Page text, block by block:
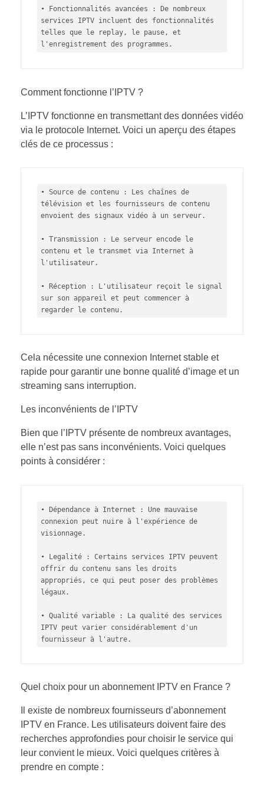
• Fonctionnalités avancées : De nombreux
services IPTV incluent des fonctionnalités
telles que le replay, le pause, et
l'enregistrement des programmes.
Comment fonctionne l’IPTV ?
L’IPTV fonctionne en transmettant des données vidéo
via le protocole Internet. Voici un aperçu des étapes
clés de ce processus :
• Source de contenu : Les chaînes de
télévision et les fournisseurs de contenu
envoient des signaux vidéo à un serveur.
• Transmission : Le serveur encode le
contenu et le transmet via Internet à
l'utilisateur.
• Réception : L'utilisateur reçoit le signal
sur son appareil et peut commencer à
regarder le contenu.
Cela nécessite une connexion Internet stable et
rapide pour garantir une bonne qualité d’image et un
streaming sans interruption.
Les inconvénients de l’IPTV
Bien que l’IPTV présente de nombreux avantages,
elle n’est pas sans inconvénients. Voici quelques
points à considérer :
• Dépendance à Internet : Une mauvaise
connexion peut nuire à l'expérience de
visionnage.
• Legalité : Certains services IPTV peuvent
offrir du contenu sans les droits
appropriés, ce qui peut poser des problèmes
légaux.
• Qualité variable : La qualité des services
IPTV peut varier considérablement d'un
fournisseur à l'autre.
Quel choix pour un abonnement IPTV en France ?
Il existe de nombreux fournisseurs d’abonnement
IPTV en France. Les utilisateurs doivent faire des
recherches approfondies pour choisir le service qui
leur convient le mieux. Voici quelques critères à
prendre en compte :